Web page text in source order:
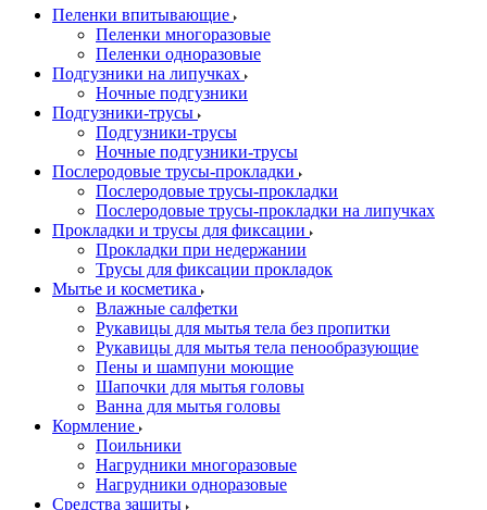
Пеленки впитывающие
Пеленки многоразовые
Пеленки одноразовые
Подгузники на липучках
Ночные подгузники
Подгузники-трусы
Подгузники-трусы
Ночные подгузники-трусы
Послеродовые трусы-прокладки
Послеродовые трусы-прокладки
Послеродовые трусы-прокладки на липучках
Прокладки и трусы для фиксации
Прокладки при недержании
Трусы для фиксации прокладок
Мытье и косметика
Влажные салфетки
Рукавицы для мытья тела без пропитки
Рукавицы для мытья тела пенообразующие
Пены и шампуни моющие
Шапочки для мытья головы
Ванна для мытья головы
Кормление
Поильники
Нагрудники многоразовые
Нагрудники одноразовые
Средства защиты